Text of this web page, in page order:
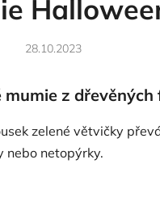
28.10.2023
mumie z
zelené větvičky
nebo netopýrky.